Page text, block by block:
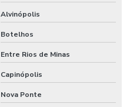
Alvinópolis
Botelhos
Entre Rios de Minas
Capinópolis
Nova Ponte